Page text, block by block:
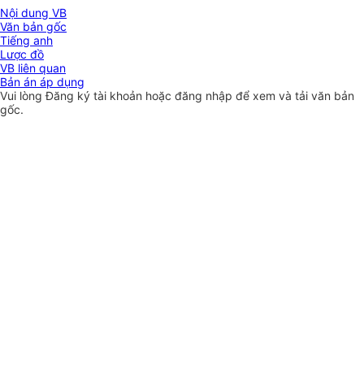
Nội dung VB
Văn bản gốc
Tiếng anh
Lược đồ
VB liên quan
Bản án áp dụng
Vui lòngĐăng ký tài khoản hoặc đăng nhập để xem và tải văn bản
gốc.